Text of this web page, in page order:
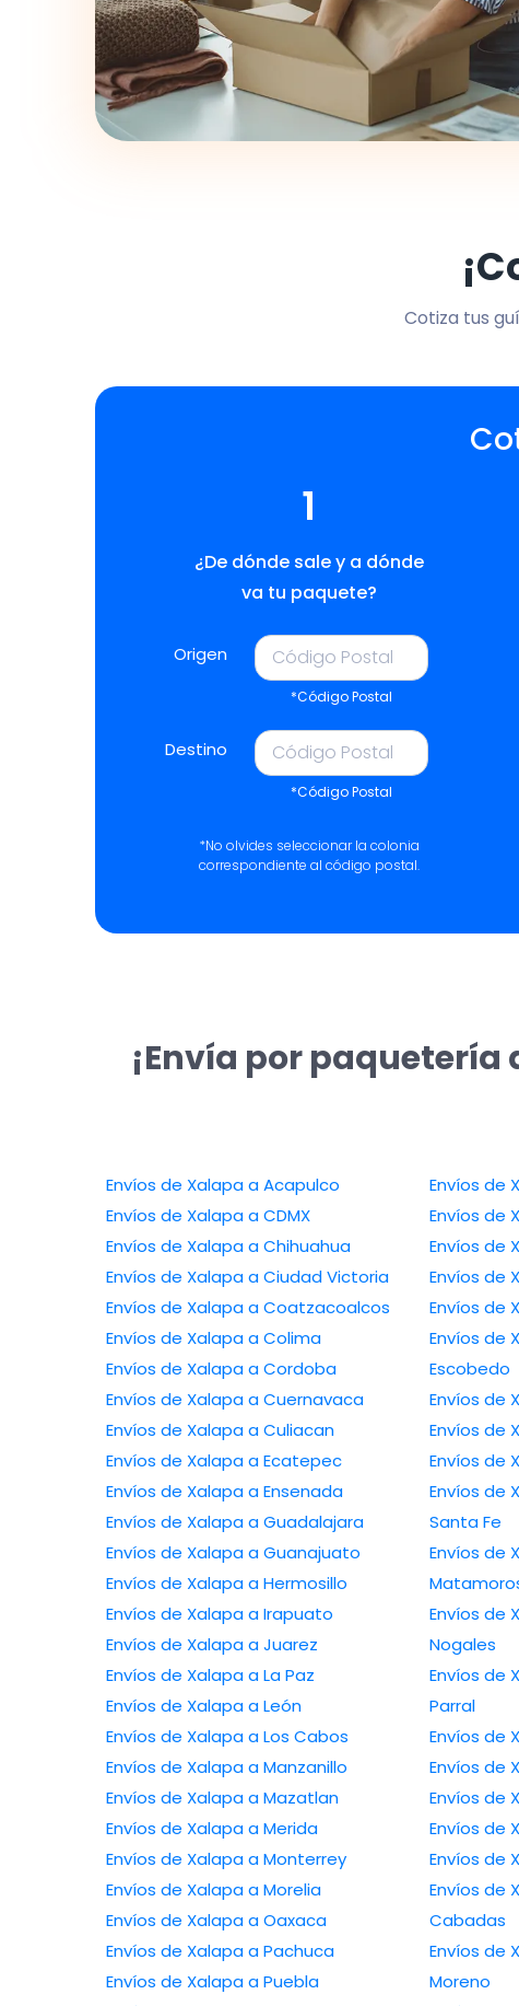
Cotiza tus
1
¿De dónde sale y a dónde
va tu paquete?
Origen
*Código Postal
Destino
*Código Postal
*No olvides seleccionar la colonia
correspondiente al código postal.
¡Envía por
Envíos de Xalapa a Acapulco
Envíos de Xalapa a CDMX
Envíos de Xalapa a Chihuahua
Envíos de Xalapa a Ciudad Victoria
Envíos de Xalapa a Coatzacoalcos
Envíos de Xalapa a Colima
Envíos de Xalapa a Cordoba
Envíos de Xalapa a Cuernavaca
Envíos de Xalapa a Culiacan
Envíos de Xalapa a Ecatepec
Envíos de Xalapa a Ensenada
Envíos de Xalapa a Guadalajara
Envíos de Xalapa a Guanajuato
Envíos de Xalapa a Hermosillo
Envíos de Xalapa a Irapuato
Envíos de Xalapa a Juarez
Envíos de Xalapa a La Paz
Envíos de Xalapa a León
Envíos de Xalapa a Los Cabos
Envíos de Xalapa a Manzanillo
Envíos de Xalapa a Mazatlan
Envíos de Xalapa a Merida
Envíos de Xalapa a Monterrey
Envíos de Xalapa a Morelia
Envíos de Xalapa a Oaxaca
Envíos de Xalapa a Pachuca
Envíos de Xalapa a Puebla
Envíos de
Escobedo
Envíos de Xalapa
Santa Fe
Envíos de
Envíos de
Nogales
Envíos de Xalapa
Parral
Envíos de Xalapa a
Cabadas
Envíos de
Moreno